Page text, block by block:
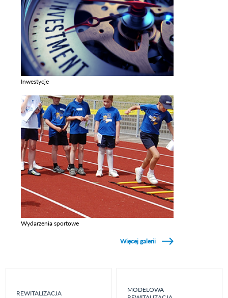
Inwestycje
Wydarzenia sportowe
Więcej galerii
REWITALIZACJA
MODELOWA